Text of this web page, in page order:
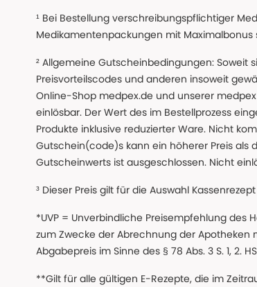
¹ Bei Bestellung verschreibungspflichtiger
Medikamentenpackungen mit Maximalbonus
² Allgemeine Gutscheinbedingungen:
Preisvorteilscodes und anderen insoweit
Online-Shop medpex.de und unserer
einlösbar. Der Wert des im Bestellprozess
Produkte inklusive reduzierter Ware. Nicht
Gutschein(code)s kann ein höherer Preis als
Gutscheinwerts ist ausgeschlossen. Nicht
³ Dieser Preis gilt für die Auswahl
*UVP = Unverbindliche Preisempfehlung des
zum Zwecke der Abrechnung der Apotheken
Abgabepreis im Sinne des § 78 Abs. 3 S. 1, 2.
**Gilt für alle gültigen E-Rezepte, die im